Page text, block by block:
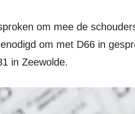
om met D66 in
in Zeewolde.